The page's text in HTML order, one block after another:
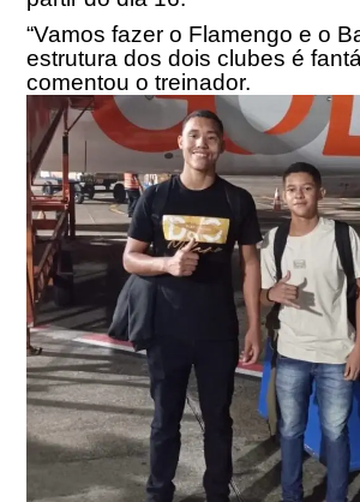
“Vamos fazer o Flamengo e o
estrutura dos dois clubes é
comentou o treinador.